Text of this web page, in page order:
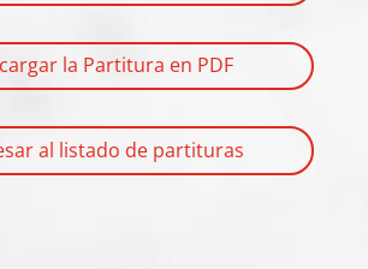
la Partitura en PDF
al listado de partituras